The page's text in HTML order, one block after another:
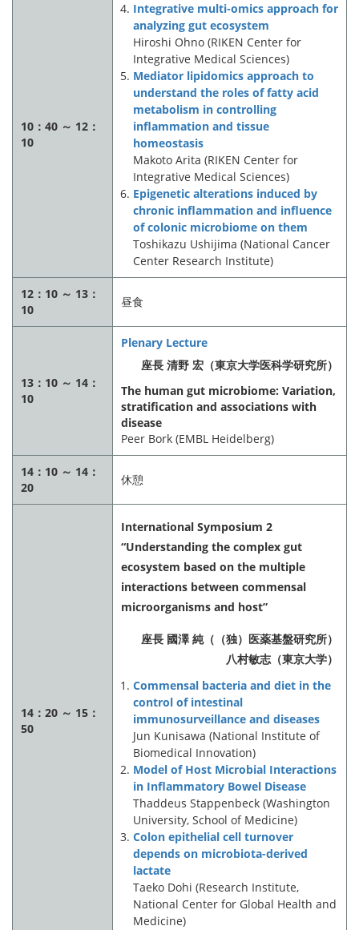
10：40 ～ 12：
10
Integrative multi-omics approach for
analyzing gut ecosystem
Hiroshi Ohno (RIKEN Center for
Integrative Medical Sciences)
Mediator lipidomics approach to
understand the roles of fatty acid
metabolism in controlling
inflammation and tissue
homeostasis
Makoto Arita (RIKEN Center for
Integrative Medical Sciences)
Epigenetic alterations induced by
chronic inflammation and influence
of colonic microbiome on them
Toshikazu Ushijima (National Cancer
Center Research Institute)
12：10 ～ 13：
10
昼食
13：10 ～ 14：
10
Plenary Lecture
座長 清野 宏（東京大学医科学研究所）
The human gut microbiome: Variation,
stratification and associations with
disease
Peer Bork (EMBL Heidelberg)
14：10 ～ 14：
20
休憩
14：20 ～ 15：
50
International Symposium 2
“Understanding the complex gut
ecosystem based on the multiple
interactions between commensal
microorganisms and host”
座長 國澤 純（（独）医薬基盤研究所）
八村敏志（東京大学）
Commensal bacteria and diet in the
control of intestinal
immunosurveillance and diseases
Jun Kunisawa (National Institute of
Biomedical Innovation)
Model of Host Microbial Interactions
in Inflammatory Bowel Disease
Thaddeus Stappenbeck (Washington
University, School of Medicine)
Colon epithelial cell turnover
depends on microbiota-derived
lactate
Taeko Dohi (Research Institute,
National Center for Global Health and
Medicine)